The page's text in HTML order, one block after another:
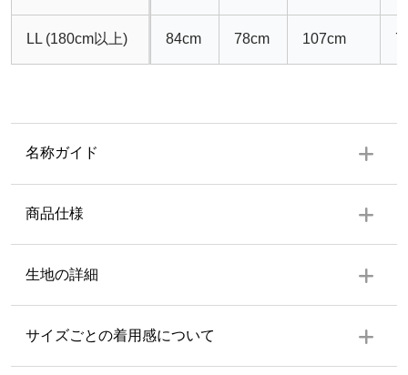
LL (180cm以上) 84cm 78cm 107cm
名称ガイド
商品仕様
上着
左前ポケット１個、両脇スリット有り
ズボン
生地の詳細
生地の厚み
サイズごとの着用感について